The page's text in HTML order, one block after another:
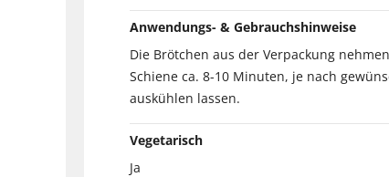
Anwendungs- & Gebrauchshinweise
Die Brötchen aus der Verpackung
Schiene ca. 8-10 Minuten, je nach
auskühlen lassen.
Vegetarisch
Ja